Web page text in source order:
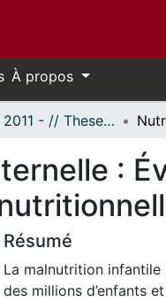
À propos
- Thèses, 2011 - // Theses, 2011 -
:
Résumé
La malnutrition
des millions d’enfants